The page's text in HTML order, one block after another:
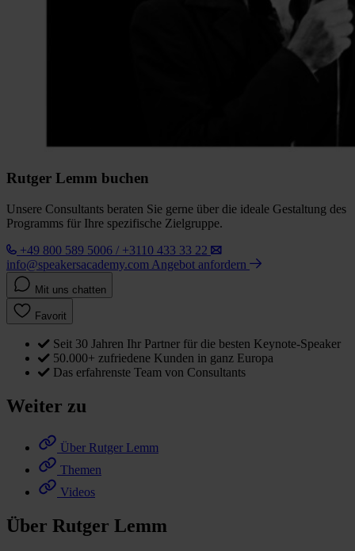
Rutger Lemm buchen
Unsere Consultants beraten Sie gerne über die ideale Gestaltung des
Programms für Ihre spezifische Zielgruppe.
+49 800 589 5006 / +3110 433 33 22
info@speakersacademy.com Angebot anfordern
Mit uns chatten
Favorit
Seit 30 Jahren Ihr Partner für die besten Keynote-Speaker
50.000+ zufriedene Kunden in ganz Europa
Das erfahrenste Team von Consultants
Weiter zu
Über Rutger Lemm
Themen
Videos
Über Rutger Lemm